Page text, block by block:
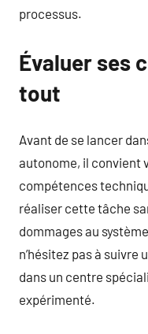
processus.
Évaluer ses
tout
Avant de se lancer
autonome, il convient
compétences
réaliser cette tâche
dommages au
n’hésitez pas à
dans un centre
expérimenté.